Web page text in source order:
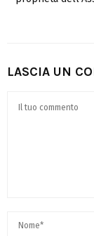
LASCIA UN